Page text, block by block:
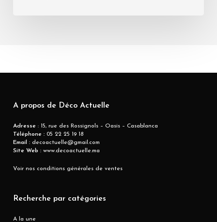
A propos de Déco Actuelle
Adresse : 15, rue des Rossignols – Oasis – Casablanca
Téléphone :05 22 25 19 18
Email :decoactuelle@gmail.com
Site Web :www.decoactuelle.ma
Voir nos conditions générales de ventes
Recherche par catégories
A la une